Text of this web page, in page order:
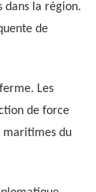
dans la région.
de
Les
de force
maritimes du